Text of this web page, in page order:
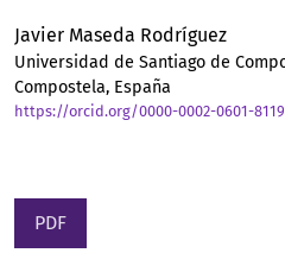
Javier Maseda Rodríguez
Universidad de Santiago de
Compostela, España
https://orcid.org/0000-0002-0601-8119
PDF